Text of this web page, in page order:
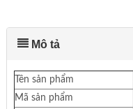
Mô tả
Tên sản phẩm
Mã sản phẩm